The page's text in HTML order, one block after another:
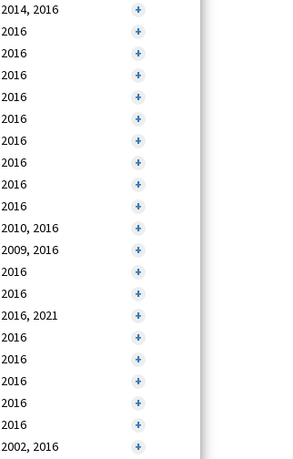
2014, 2016
+
2016
+
2016
+
2016
+
2016
+
2016
+
2016
+
2016
+
2016
+
2016
+
2010, 2016
+
2009, 2016
+
2016
+
2016
+
2016, 2021
+
2016
+
2016
+
2016
+
2016
+
2016
+
2002, 2016
+